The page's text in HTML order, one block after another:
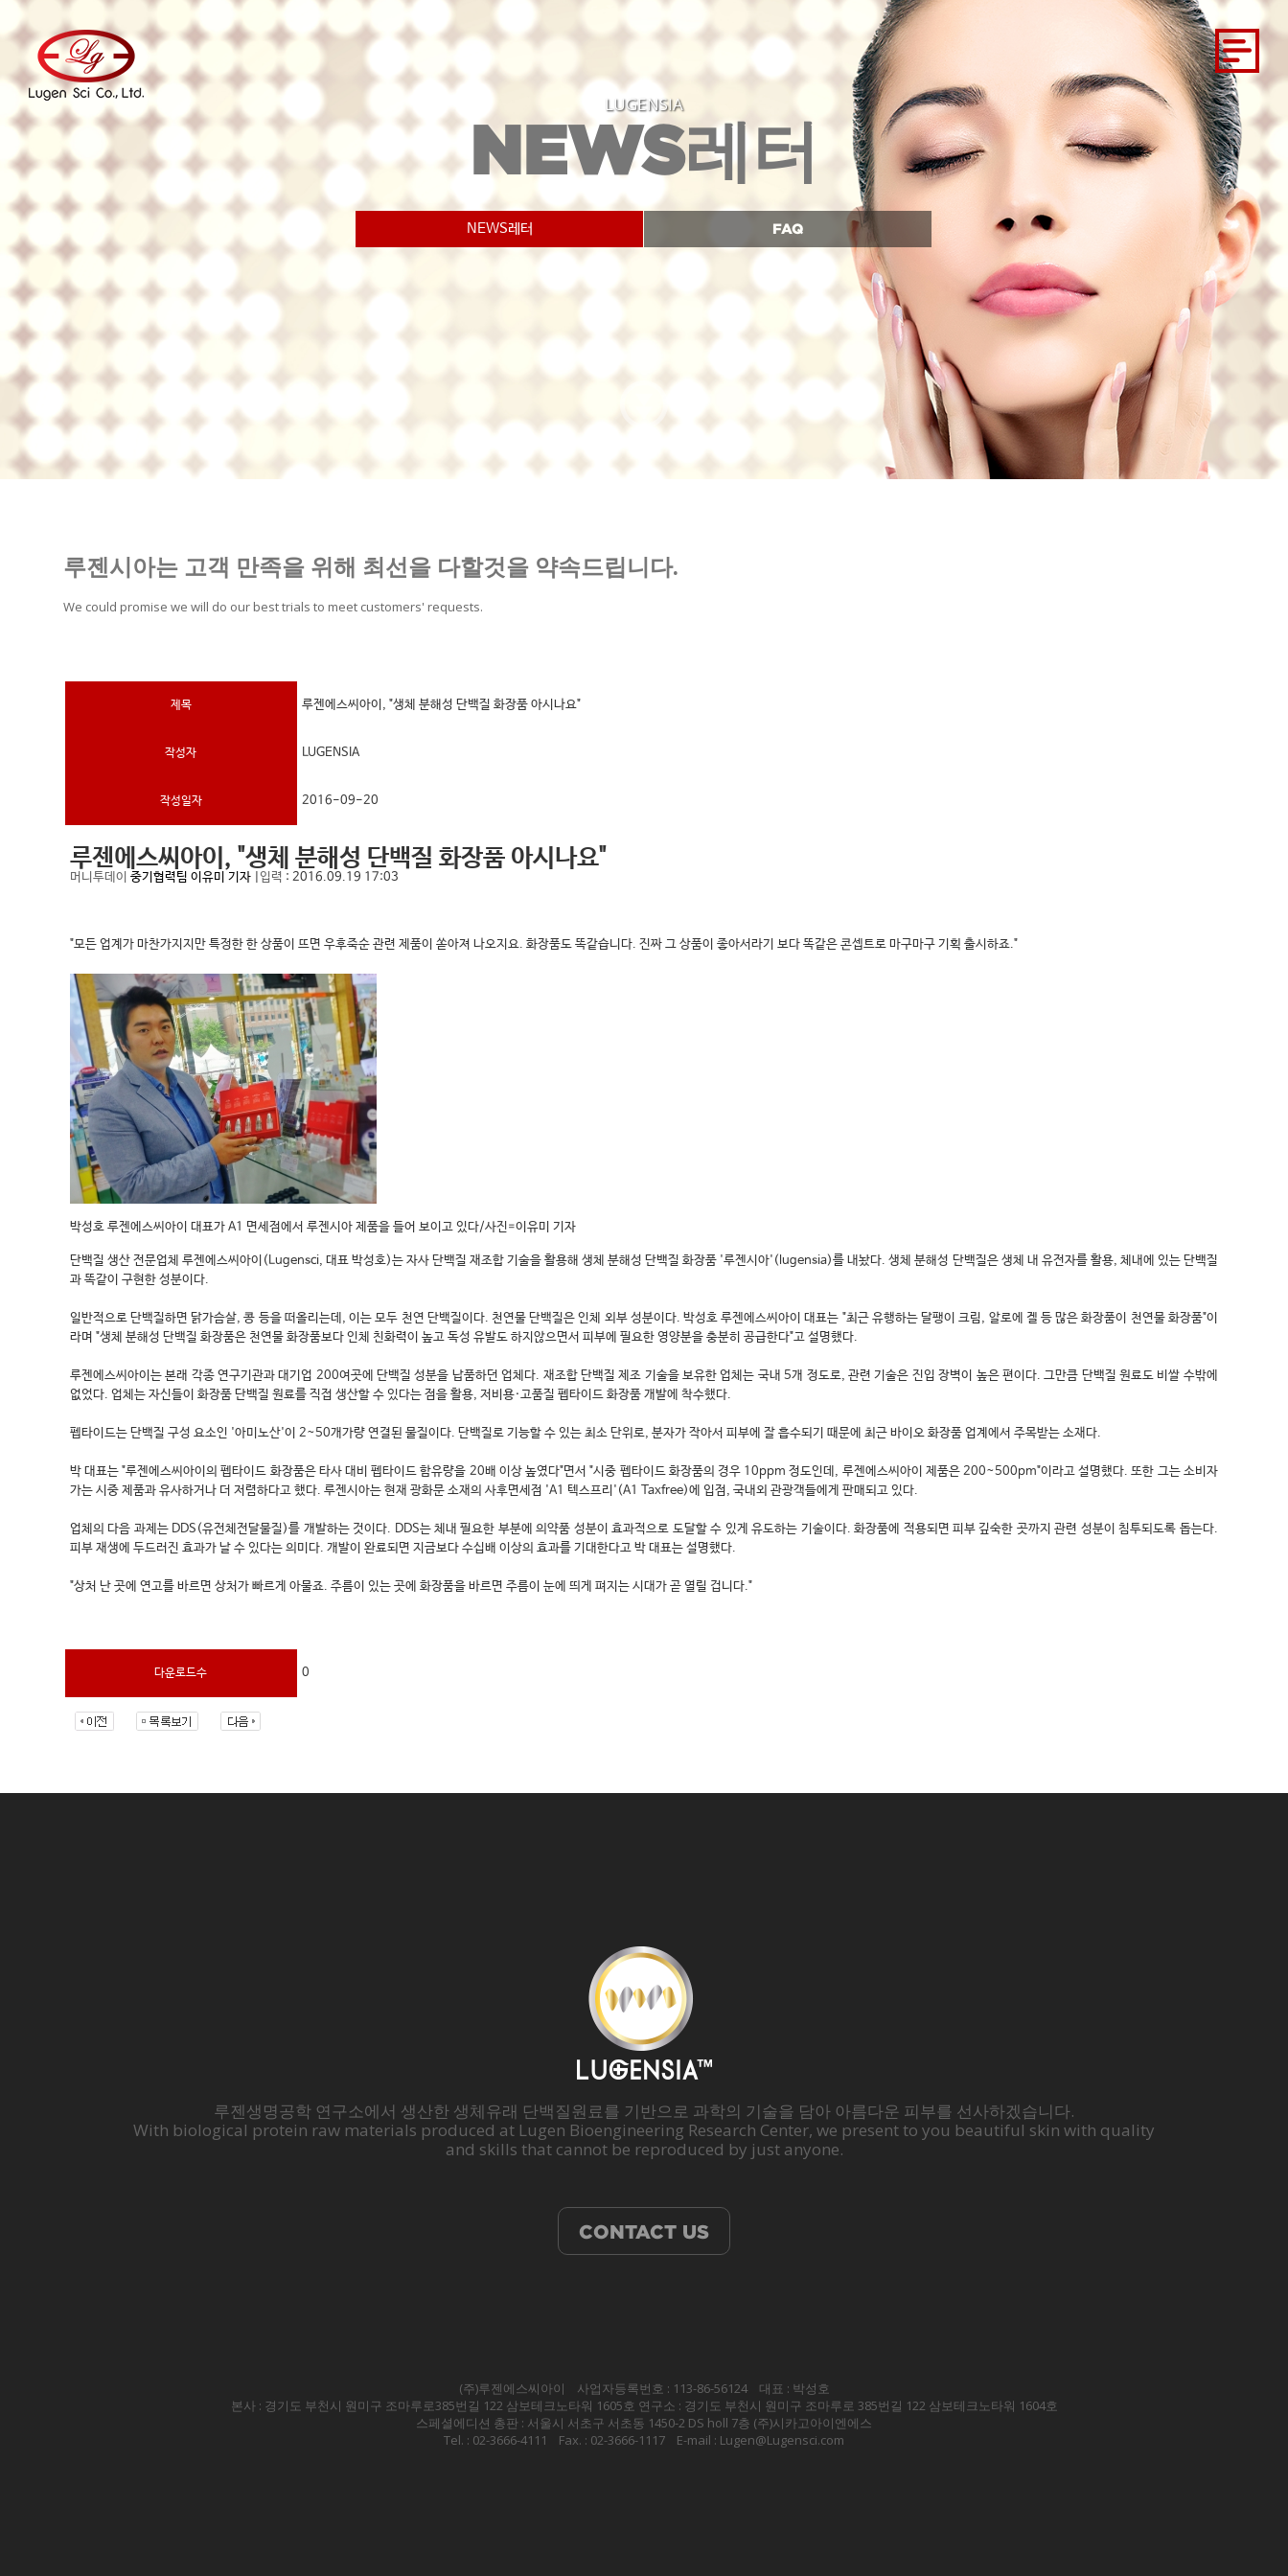
LUGENSIA
NEWS레터
NEWS레터 FAQ
자주묻는질문
루젠시아는 고객 만족을 위해 최선을 다할것을 약속드립니다.
We could promise we will do our best trials to meet customers' requests.
제목 루젠에스씨아이, "생체 분해성 단백질 화장품 아시나요"
작성자 LUGENSIA
작성일자 2016-09-20
루젠에스씨아이, "생체 분해성 단백질 화장품 아시나요"
머니투데이 중기협력팀 이유미 기자 입력 : 2016.09.19 17:03
"모든 업계가 마찬가지지만 특정한 한 상품이 뜨면 우후죽순 관련 제품이 쏟아져 나오지요. 화장품도 똑같습니다. 진짜 그 상품이 좋아서라기 보다 똑같은 콘셉트로 마구마구 기획 출시하죠."
박성호 루젠에스씨아이 대표가 A1 면세점에서 루젠시아 제품을 들어 보이고 있다/사진=이유미 기자
단백질 생산 전문업체 루젠에스씨아이(Lugensci, 대표 박성호)는 자사 단백질 재조합 기술을 활용해 생체 분해성 단백질 화장품 '루젠시아'(lugensia)를 내놨다. 생체 분해성 단백질은 생체 내 유전자를 활용, 체내에 있는 단백질
과 똑같이 구현한 성분이다.
일반적으로 단백질하면 닭가슴살, 콩 등을 떠올리는데, 이는 모두 천연 단백질이다. 천연물 단백질은 인체 외부 성분이다. 박성호 루젠에스씨아이 대표는 "최근 유행하는 달팽이 크림, 알로에 겔 등 많은 화장품이 천연물 화장품"이
라며 "생체 분해성 단백질 화장품은 천연물 화장품보다 인체 친화력이 높고 독성 유발도 하지않으면서 피부에 필요한 영양분을 충분히 공급한다"고 설명했다.
루젠에스씨아이는 본래 각종 연구기관과 대기업 200여곳에 단백질 성분을 납품하던 업체다. 재조합 단백질 제조 기술을 보유한 업체는 국내 5개 정도로, 관련 기술은 진입 장벽이 높은 편이다. 그만큼 단백질 원료도 비쌀 수밖에
없었다. 업체는 자신들이 화장품 단백질 원료를 직접 생산할 수 있다는 점을 활용, 저비용·고품질 펩타이드 화장품 개발에 착수했다.
펩타이드는 단백질 구성 요소인 '아미노산'이 2~50개가량 연결된 물질이다. 단백질로 기능할 수 있는 최소 단위로, 분자가 작아서 피부에 잘 흡수되기 때문에 최근 바이오 화장품 업계에서 주목받는 소재다.
박 대표는 "루젠에스씨아이의 펩타이드 화장품은 타사 대비 펩타이드 함유량을 20배 이상 높였다"면서 "시중 펩타이드 화장품의 경우 10ppm 정도인데, 루젠에스씨아이 제품은 200~500pm"이라고 설명했다. 또한 그는 소비자
가는 시중 제품과 유사하거나 더 저렴하다고 했다. 루젠시아는 현재 광화문 소재의 사후면세점 'A1 텍스프리'(A1 Taxfree)에 입점, 국내외 관광객들에게 판매되고 있다.
업체의 다음 과제는 DDS(유전체전달물질)를 개발하는 것이다. DDS는 체내 필요한 부분에 의약품 성분이 효과적으로 도달할 수 있게 유도하는 기술이다. 화장품에 적용되면 피부 깊숙한 곳까지 관련 성분이 침투되도록 돕는다.
피부 재생에 두드러진 효과가 날 수 있다는 의미다. 개발이 완료되면 지금보다 수십배 이상의 효과를 기대한다고 박 대표는 설명했다.
"상처 난 곳에 연고를 바르면 상처가 빠르게 아물죠. 주름이 있는 곳에 화장품을 바르면 주름이 눈에 띄게 펴지는 시대가 곧 열릴 겁니다."
다운로드수 0
루젠생명공학 연구소에서 생산한 생체유래 단백질원료를 기반으로 과학의 기술을 담아 아름다운 피부를 선사하겠습니다.
With biological protein raw materials produced at Lugen Bioengineering Research Center, we present to you beautiful skin with quality
and skills that cannot be reproduced by just anyone.
CONTACT US
(주)루젠에스씨아이 사업자등록번호 : 113-86-56124 대표 : 박성호
본사 : 경기도 부천시 원미구 조마루로385번길 122 삼보테크노타워 1605호 연구소 : 경기도 부천시 원미구 조마루로 385번길 122 삼보테크노타워 1604호
스페셜에디션 총판 : 서울시 서초구 서초동 1450-2 DS holl 7층 (주)시카고아이엔에스
Tel. : 02-3666-4111 Fax. : 02-3666-1117 E-mail : Lugen@Lugensci.com